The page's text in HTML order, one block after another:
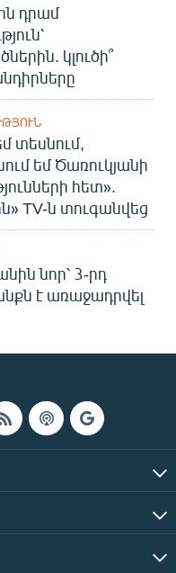
դրամ
կլուծի՞
տեսնում,
եմ Ծառուկյանի
հետ».
TV-ն տուգանվեց
նոր՝ 3-րդ
է առաջադրվել